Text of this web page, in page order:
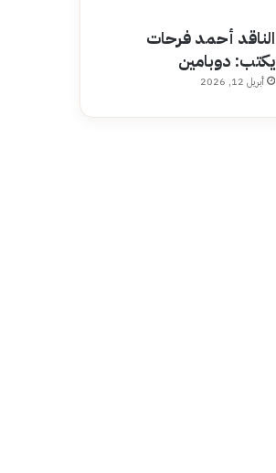
الناقد أحمد فرحات
يكتب: دوبامين
أبريل 12, 2026